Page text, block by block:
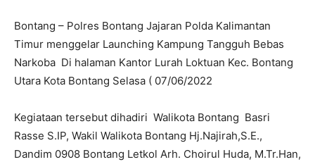
Bontang – Polres Bontang Jajaran Polda Kalimantan
Timur menggelar Launching Kampung Tangguh Bebas
Narkoba Di halaman Kantor Lurah Loktuan Kec. Bontang
Utara Kota Bontang Selasa ( 07/06/2022
Kegiataan tersebut dihadiri Walikota Bontang Basri
Rasse S.IP, Wakil Walikota Bontang Hj.Najirah,S.E.,
Dandim 0908 Bontang Letkol Arh. Choirul Huda, M.Tr.Han,